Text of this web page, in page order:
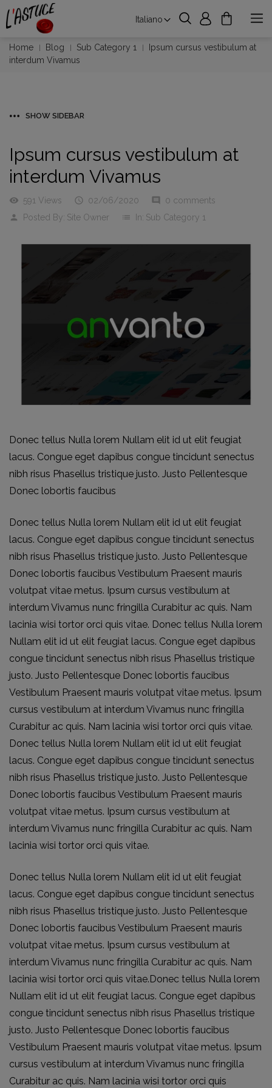
Italiano
Home Blog Sub Category 1
Ipsum cursus vestibulum at
interdum Vivamus
SHOW SIDEBAR
Ipsum cursus vestibulum at
interdum Vivamus
visibility 591 Views  02/06/2020 comment
0 comments
person
Posted By: Site Owner list In: Sub Category 1
Donec tellus Nulla lorem Nullam elit id ut elit feugiat
lacus. Congue eget dapibus congue tincidunt senectus
nibh risus Phasellus tristique justo. Justo Pellentesque
Donec lobortis faucibus
Donec tellus Nulla lorem Nullam elit id ut elit feugiat
lacus. Congue eget dapibus congue tincidunt senectus
nibh risus Phasellus tristique justo. Justo Pellentesque
Donec lobortis faucibus Vestibulum Praesent mauris
volutpat vitae metus. Ipsum cursus vestibulum at
interdum Vivamus nunc fringilla Curabitur ac quis. Nam
lacinia wisi tortor orci quis vitae. Donec tellus Nulla lorem
Nullam elit id ut elit feugiat lacus. Congue eget dapibus
congue tincidunt senectus nibh risus Phasellus tristique
justo. Justo Pellentesque Donec lobortis faucibus
Vestibulum Praesent mauris volutpat vitae metus. Ipsum
cursus vestibulum at interdum Vivamus nunc fringilla
Curabitur ac quis. Nam lacinia wisi tortor orci quis vitae.
Donec tellus Nulla lorem Nullam elit id ut elit feugiat
lacus. Congue eget dapibus congue tincidunt senectus
nibh risus Phasellus tristique justo. Justo Pellentesque
Donec lobortis faucibus Vestibulum Praesent mauris
volutpat vitae metus. Ipsum cursus vestibulum at
interdum Vivamus nunc fringilla Curabitur ac quis. Nam
lacinia wisi tortor orci quis vitae.
Donec tellus Nulla lorem Nullam elit id ut elit feugiat
lacus. Congue eget dapibus congue tincidunt senectus
nibh risus Phasellus tristique justo. Justo Pellentesque
Donec lobortis faucibus Vestibulum Praesent mauris
volutpat vitae metus. Ipsum cursus vestibulum at
interdum Vivamus nunc fringilla Curabitur ac quis. Nam
lacinia wisi tortor orci quis vitae.Donec tellus Nulla lorem
Nullam elit id ut elit feugiat lacus. Congue eget dapibus
congue tincidunt senectus nibh risus Phasellus tristique
justo. Justo Pellentesque Donec lobortis faucibus
Vestibulum Praesent mauris volutpat vitae metus. Ipsum
cursus vestibulum at interdum Vivamus nunc fringilla
Curabitur ac quis. Nam lacinia wisi tortor orci quis